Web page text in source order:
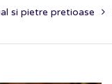
si pietre pretioase